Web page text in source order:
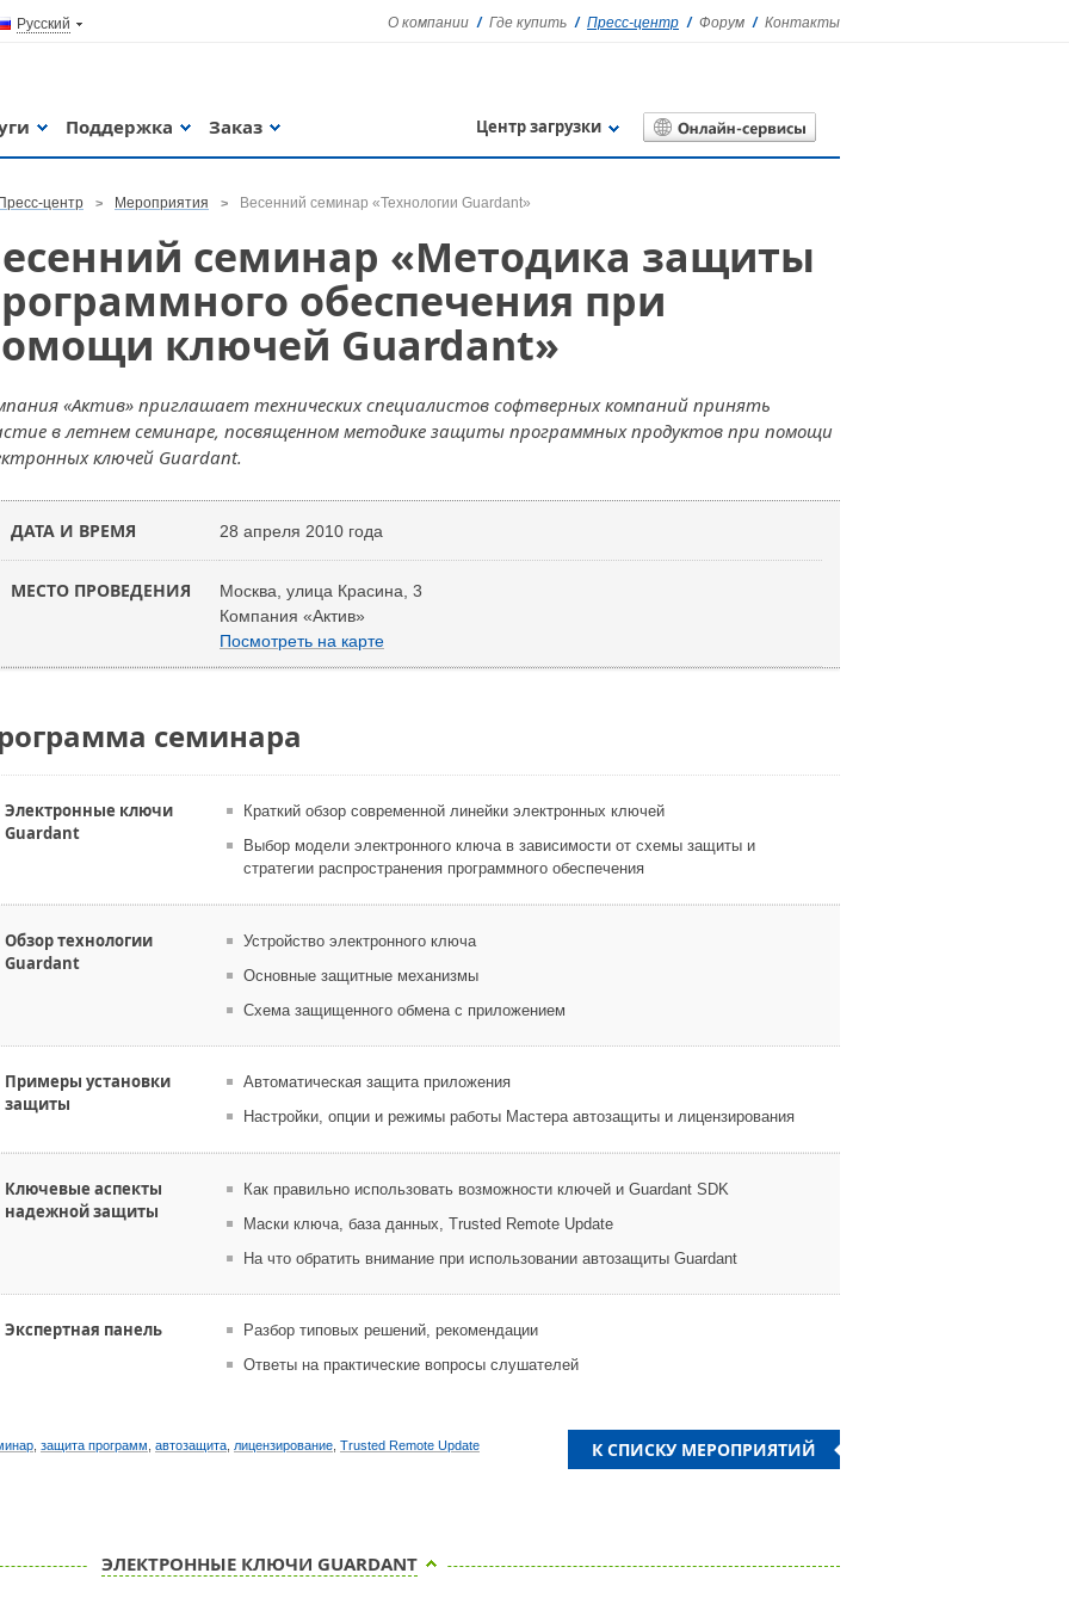
Русский О компании Где купить Пресс-центр Форум Контакты
Поддержка Заказ Центр загрузки
центр Мероприятия Весенний семинар «Технологии Guardant»
семинар «Методика защиты
обеспечения при
ключей Guardant»
«Актив» приглашает технических специалистов софтверных компаний принять
в летнем семинаре, посвященном методике защиты программных продуктов при помощи
ключей Guardant.
ДАТА И ВРЕМЯ 28 апреля 2010 года
МЕСТО ПРОВЕДЕНИЯ
Москва, улица Красина, 3
Компания «Актив»
Посмотреть на карте
семинара
Электронные ключи
Guardant
Краткий обзор современной линейки электронных ключей
Выбор модели электронного ключа в зависимости от схемы защиты и
стратегии распространения программного обеспечения
Обзор технологии
Guardant
Устройство электронного ключа
Основные защитные механизмы
Схема защищенного обмена с приложением
Примеры установки
защиты
Автоматическая защита приложения
Настройки, опции и режимы работы Мастера автозащиты и лицензирования
Ключевые аспекты
надежной защиты
Как правильно использовать возможности ключей и Guardant SDK
Маски ключа, база данных, Trusted Remote Update
На что обратить внимание при использовании автозащиты Guardant
Экспертная панель
Разбор типовых решений, рекомендации
Ответы на практические вопросы слушателей
К СПИСКУ МЕРОПРИЯТИЙ
защита программ автозащита лицензирование Trusted Remote Update
ЭЛЕКТРОННЫЕ КЛЮЧИ GUARDANT